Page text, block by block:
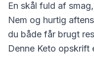
En skål fuld af
Nem og hurtig
du både får brugt
Denne Keto opskrift